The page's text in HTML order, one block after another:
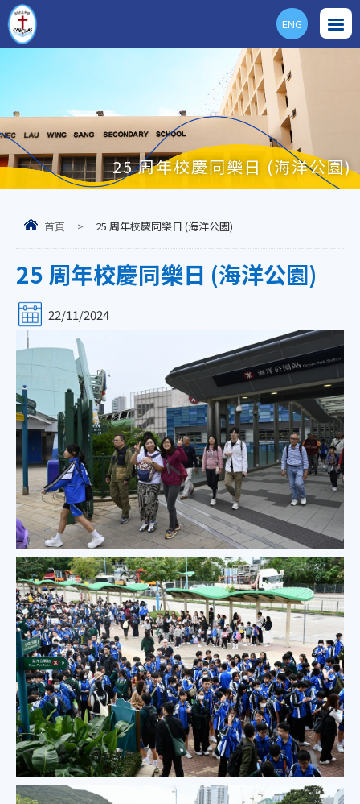
ENG
25 周年校慶同樂日 (海洋公園)
首頁 > 25 周年校慶同樂日 (海洋公園)
25 周年校慶同樂日 (海洋公園)
22/11/2024